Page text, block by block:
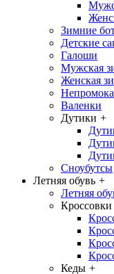
Зимние
Детские
Галоши
Мужская
Женская
Валенки
Дутики +
Сноубутсы
Летняя обувь +
Летняя
Кроссовки
Кеды +